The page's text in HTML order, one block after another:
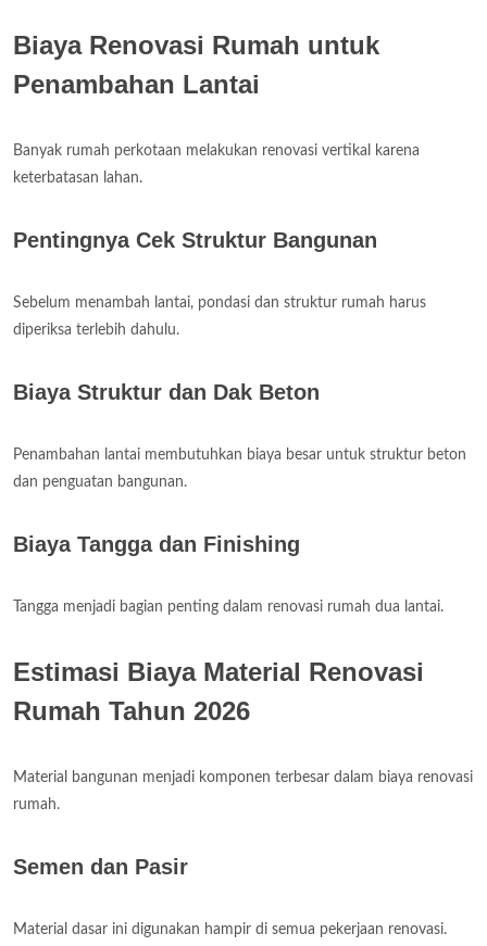
Biaya Renovasi Rumah untuk
Penambahan Lantai
Banyak rumah perkotaan melakukan renovasi vertikal karena
keterbatasan lahan.
Pentingnya Cek Struktur Bangunan
Sebelum menambah lantai, pondasi dan struktur rumah harus
diperiksa terlebih dahulu.
Biaya Struktur dan Dak Beton
Penambahan lantai membutuhkan biaya besar untuk struktur beton
dan penguatan bangunan.
Biaya Tangga dan Finishing
Tangga menjadi bagian penting dalam renovasi rumah dua lantai.
Estimasi Biaya Material Renovasi
Rumah Tahun 2026
Material bangunan menjadi komponen terbesar dalam biaya renovasi
rumah.
Semen dan Pasir
Material dasar ini digunakan hampir di semua pekerjaan renovasi.